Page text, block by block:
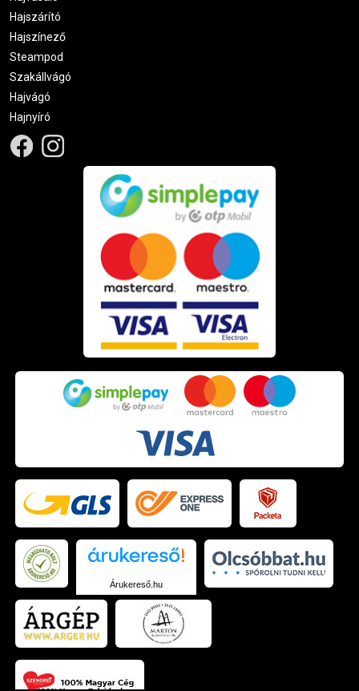
Hajszárító
Hajszínező
Steampod
Szakállvágó
Hajvágó
Hajnyíró
Árukereső.hu